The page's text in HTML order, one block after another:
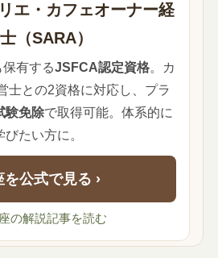
エ・カフェオーナー経
（SARA）
有するJSFCA認定資格。カ
士との2資格に対応し、プラ
験免除で取得可能。体系的に
びたい方に。
を公式で見る ›
の解説記事を読む